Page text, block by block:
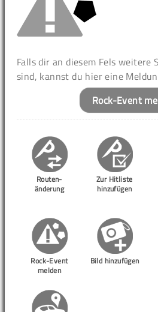
Falls dir an diesem Fels weitere
sind, kannst du hier eine
Rock-Event
Routen-
änderung
Zur Hitliste
hinzufügen
Rock-Event
melden
Bild hinzufügen